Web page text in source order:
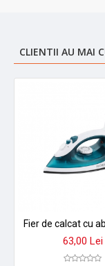
CLIENTII AU MAI
63,00 Lei